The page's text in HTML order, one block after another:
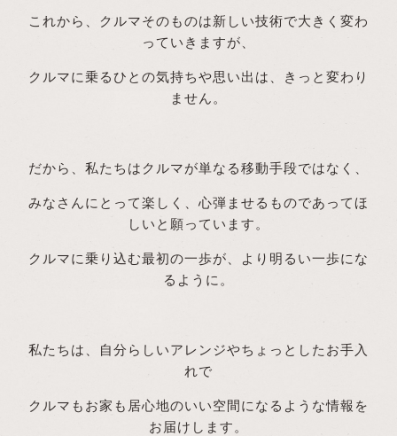
これから、クルマそのものは新しい技術で大きく変わ
っていきますが、
クルマに乗るひとの気持ちや思い出は、きっと変わり
ません。
だから、私たちはクルマが単なる移動手段ではなく、
みなさんにとって楽しく、心弾ませるものであってほ
しいと願っています。
クルマに乗り込む最初の一歩が、より明るい一歩にな
るように。
私たちは、自分らしいアレンジやちょっとしたお手入
れで
クルマもお家も居心地のいい空間になるような情報を
お届けします。